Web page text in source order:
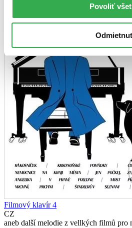
Povoliť
Filmový klavír 4
CZ
aneb další melodie z vellkých filmů pro